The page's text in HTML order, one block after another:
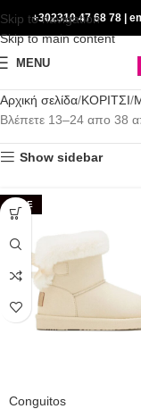
Skip to navigation
Skip to main content
+302310 47 68 78 |
MENU
Αρχική σελίδα ΚΟΡΙΤΣΙ
Βλέπετε 13–24 απο 38
Show sidebar
SALE
Conguitos